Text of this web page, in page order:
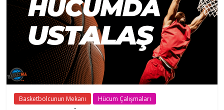
Basketbolcunun Mekanı Hücum Çalışmaları